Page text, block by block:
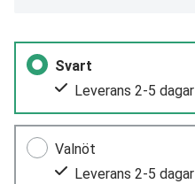
Svart
Leverans 2-5 dagar
Valnöt
Leverans 2-5 dagar